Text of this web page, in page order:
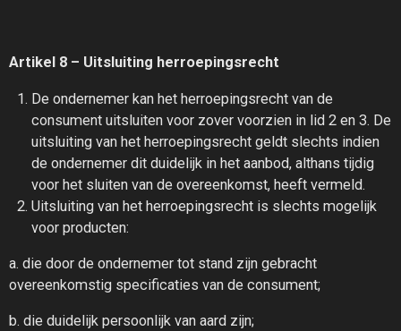
Artikel 8 – Uitsluiting herroepingsrecht
De ondernemer kan het herroepingsrecht van de
consument uitsluiten voor zover voorzien in lid 2 en 3. De
uitsluiting van het herroepingsrecht geldt slechts indien
de ondernemer dit duidelijk in het aanbod, althans tijdig
voor het sluiten van de overeenkomst, heeft vermeld.
Uitsluiting van het herroepingsrecht is slechts mogelijk
voor producten:
a. die door de ondernemer tot stand zijn gebracht
overeenkomstig specificaties van de consument;
b. die duidelijk persoonlijk van aard zijn;